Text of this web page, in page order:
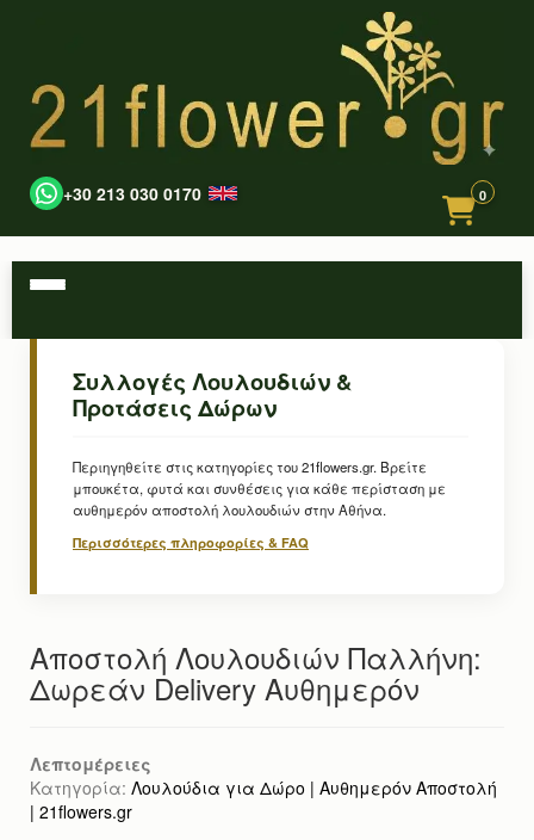
+30 213 030 0170 0
Συλλογές Λουλουδιών &
Προτάσεις Δώρων
Περιηγηθείτε στις κατηγορίες του 21flowers.gr. Βρείτε
μπουκέτα, φυτά και συνθέσεις για κάθε περίσταση με
αυθημερόν αποστολή λουλουδιών στην Αθήνα.
Περισσότερες πληροφορίες & FAQ
Αποστολή Λουλουδιών Παλλήνη:
Δωρεάν Delivery Αυθημερόν
Λεπτομέρειες
Κατηγορία: Λουλούδια για Δώρο | Αυθημερόν Αποστολή
| 21flowers.gr